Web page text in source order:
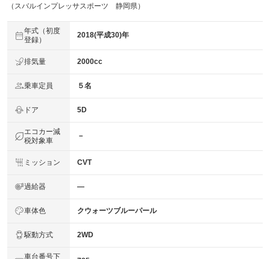
（スバルインプレッサスポーツ 静岡県）
年式（初度
登録）
2018(平成30)年
排気量 2000cc
乗車定員 ５名
ドア 5D
エコカー減
税対象車
－
ミッション CVT
過給器 ―
車体色 クウォーツブルーパール
駆動方式 2WD
車台番号下